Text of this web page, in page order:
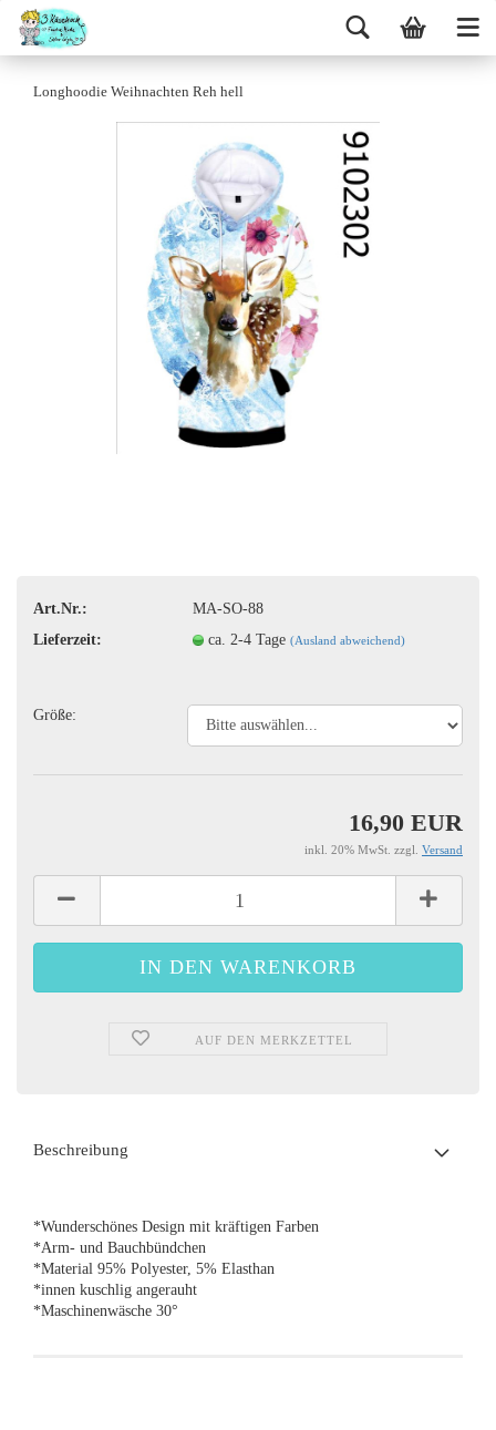
Longhoodie Weihnachten Reh hell
Art.Nr.:
MA-SO-88
Lieferzeit:
ca. 2-4 Tage(Ausland abweichend)
Größe:
16,90 EUR
inkl. 20% MwSt. zzgl. Versand
AUF DEN MERKZETTEL
Beschreibung
*Wunderschönes Design mit kräftigen Farben
*Arm- und Bauchbündchen
*Material 95% Polyester, 5% Elasthan
*innen kuschlig angerauht
*Maschinenwäsche 30°